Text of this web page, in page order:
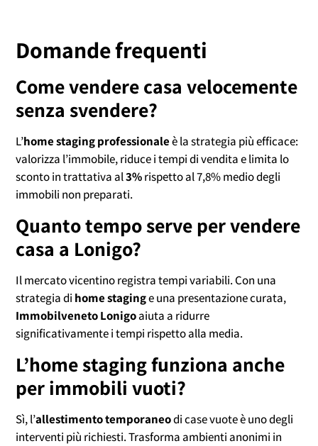
Domande frequenti
Come vendere casa velocemente
senza svendere?
L’home staging professionaleè la strategia più efficace:
valorizza l’immobile, riduce i tempi di vendita e limita lo
sconto in trattativa al3%rispetto al 7,8% medio degli
immobili non preparati.
Quanto tempo serve per vendere
casa a Lonigo?
Il mercato vicentino registra tempi variabili. Con una
strategia di home staginge una presentazione curata,
Immobilveneto Lonigoaiuta a ridurre
significativamente i tempi rispetto alla media.
L’home staging funziona anche
per immobili vuoti?
Sì, l’allestimento temporaneodi case vuote è uno degli
interventi più richiesti. Trasforma ambienti anonimi in